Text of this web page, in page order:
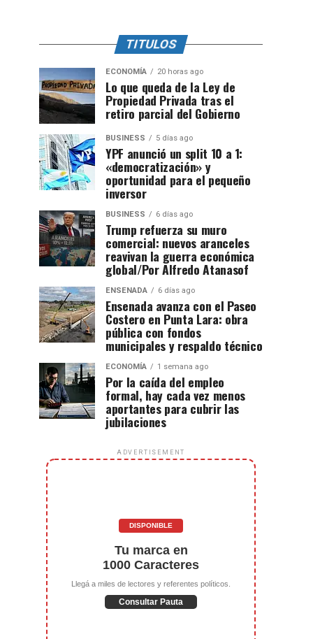
TITULOS
ECONOMÍA 20 horas ago
Lo que queda de la Ley de
Propiedad Privada tras el
retiro parcial del Gobierno
BUSINESS 5 días ago
YPF anunció un split 10 a 1:
«democratización» y
oportunidad para el pequeño
inversor
BUSINESS 6 días ago
Trump refuerza su muro
comercial: nuevos aranceles
reavivan la guerra económica
global/Por Alfredo Atanasof
ENSENADA 6 días ago
Ensenada avanza con el Paseo
Costero en Punta Lara: obra
pública con fondos
municipales y respaldo técnico
ECONOMÍA 1 semana ago
Por la caída del empleo
formal, hay cada vez menos
aportantes para cubrir las
jubilaciones
ADVERTISEMENT
DISPONIBLE
Tu marca en
1000 Caracteres
Llegá a miles de lectores y referentes políticos.
Consultar Pauta